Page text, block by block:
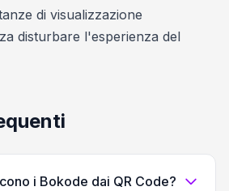
di visualizzazione
disturbare l'esperienza del
i Bokode dai QR Code?